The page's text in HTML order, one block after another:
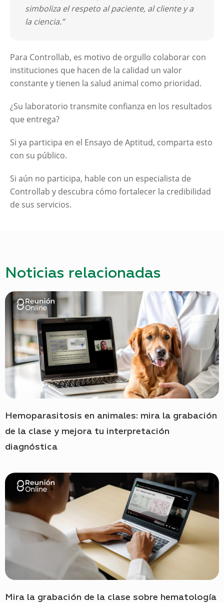
simboliza el respeto al paciente, al cliente y a
la ciencia.”
Para Controllab, es motivo de orgullo colaborar con
instituciones que hacen de la calidad un valor
constante y tienen la salud animal como prioridad.
¿Su laboratorio transmite confianza en los resultados
que entrega?
Si ya participa en el Ensayo de Aptitud, comparta esto
con su público.
Si aún no participa, hable con un especialista de
Controllab y descubra cómo fortalecer la credibilidad
de sus servicios.
Noticias relacionadas
Hemoparasitosis en animales: mira la grabación
de la clase y mejora tu interpretación
diagnóstica
Mira la grabación de la clase sobre hematología